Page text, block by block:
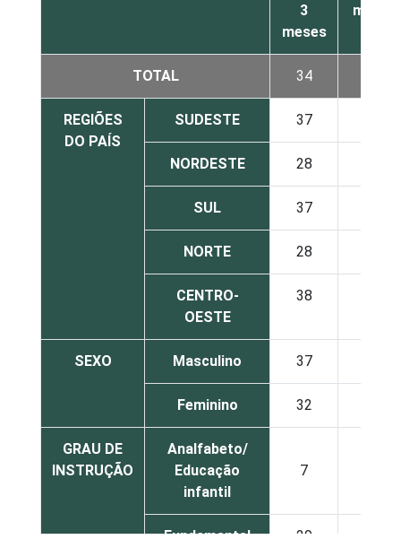
3
meses
meses
TOTAL 34
REGIÕES
DO PAÍS
SUDESTE 37
NORDESTE 28
SUL 37
NORTE 28
CENTRO-
OESTE
38
SEXO Masculino 37
Feminino 32
GRAU DE
INSTRUÇÃO
Analfabeto/
Educação
infantil
7
Fundamental 29